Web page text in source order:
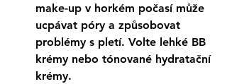
make-up v horkém počasí může
ucpávat póry a způsobovat
problémy s pletí. Volte lehké BB
krémy nebo tónované hydratační
krémy.